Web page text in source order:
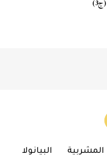
المشربية البيانولا